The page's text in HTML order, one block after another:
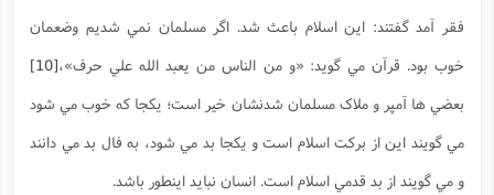
فقر آمد گفتند: اين اسلام باعث شد. اگر مسلمان نمي شديم وضعمان
خوب بود. قرآن مي گويد: «و من الناس من يعبد الله علي حرف»،[10]
بعضي ها آمپر و ملاک مسلمان شدنشان خير است؛ يکجا که خوب مي شود
مي گويند اين از برکت اسلام است و یکجا بد مي شود، به فال بد مي دانند
و مي گويند از بد قدمي اسلام است. انسان نبايد اينطور باشد.